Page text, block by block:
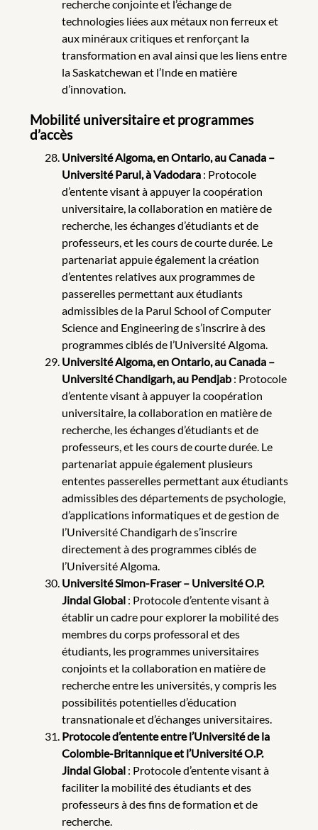
recherche conjointe et l’échange de
technologies liées aux métaux non ferreux et
aux minéraux critiques et renforçant la
transformation en aval ainsi que les liens entre
la Saskatchewan et l’Inde en matière
d’innovation.
Mobilité universitaire et programmes
d’accès
Université Algoma, en Ontario, au Canada –
Université Parul, à Vadodara: Protocole
d’entente visant à appuyer la coopération
universitaire, la collaboration en matière de
recherche, les échanges d’étudiants et de
professeurs, et les cours de courte durée. Le
partenariat appuie également la création
d’ententes relatives aux programmes de
passerelles permettant aux étudiants
admissibles de la Parul School of Computer
Science and Engineering de s’inscrire à des
programmes ciblés de l’Université Algoma.
Université Algoma, en Ontario, au Canada –
Université Chandigarh, au Pendjab: Protocole
d’entente visant à appuyer la coopération
universitaire, la collaboration en matière de
recherche, les échanges d’étudiants et de
professeurs, et les cours de courte durée. Le
partenariat appuie également plusieurs
ententes passerelles permettant aux étudiants
admissibles des départements de psychologie,
d’applications informatiques et de gestion de
l’Université Chandigarh de s’inscrire
directement à des programmes ciblés de
l’Université Algoma.
Université Simon-Fraser – Université O.P.
Jindal Global: Protocole d’entente visant à
établir un cadre pour explorer la mobilité des
membres du corps professoral et des
étudiants, les programmes universitaires
conjoints et la collaboration en matière de
recherche entre les universités, y compris les
possibilités potentielles d’éducation
transnationale et d’échanges universitaires.
Protocole d’entente entre l’Université de la
Colombie-Britannique et l’Université O.P.
Jindal Global: Protocole d’entente visant à
faciliter la mobilité des étudiants et des
professeurs à des fins de formation et de
recherche.